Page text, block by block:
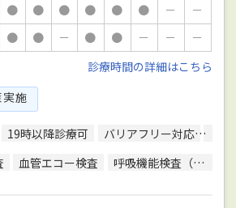
● ● ● ● ● ● －
－
● ● － ● ● － －
－
診療時間の詳細はこちら
施
19時以降診療可 バリアフリー対応
血管エコー検査 呼吸機能検査（スパイロメトリー）